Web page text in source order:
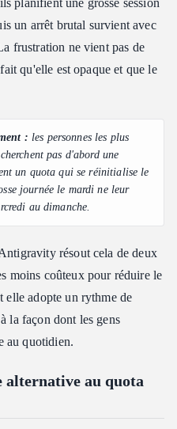
un arrêt brutal survient avec
frustration ne vient pas de
qu'elle est opaque et que le
: les personnes les plus
pas d'abord une
un quota qui se réinitialise le
journée le mardi ne leur
au dimanche.
résout cela de deux
moins coûteux pour réduire le
elle adopte un rythme de
la façon dont les gens
au quotidien.
alternative au quota